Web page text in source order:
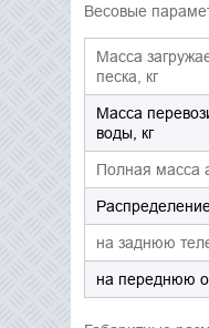
Весовые
Масса
песка, кг
Масса
воды, кг
Полная масса
на заднюю
на переднюю